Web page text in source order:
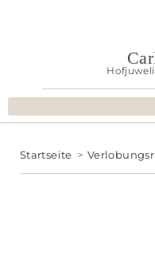
Startseite >